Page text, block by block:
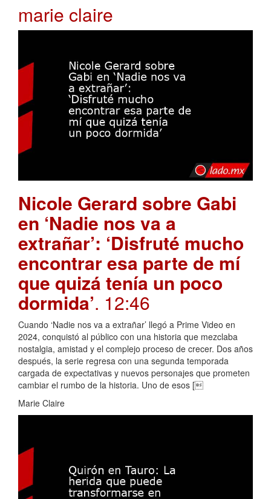
marie claire
Nicole Gerard sobre Gabi
en ‘Nadie nos va a
extrañar’: ‘Disfruté mucho
encontrar esa parte de mí
que quizá tenía un poco
dormida’. 12:46
Cuando ‘Nadie nos va a extrañar’ llegó a Prime Video en
2024, conquistó al público con una historia que mezclaba
nostalgia, amistad y el complejo proceso de crecer. Dos años
después, la serie regresa con una segunda temporada
cargada de expectativas y nuevos personajes que prometen
cambiar el rumbo de la historia. Uno de esos [
Marie Claire